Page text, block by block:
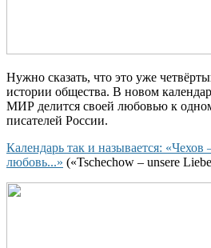
Нужно сказать, что это уже
истории общества. В новом
МИР делится своей любовью к
писателей России.
Календарь так и называется:
любовь...» («Tschechow – unsere Liebe